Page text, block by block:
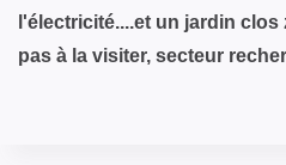
l'électricité....et un jardin
pas à la visiter, secteur